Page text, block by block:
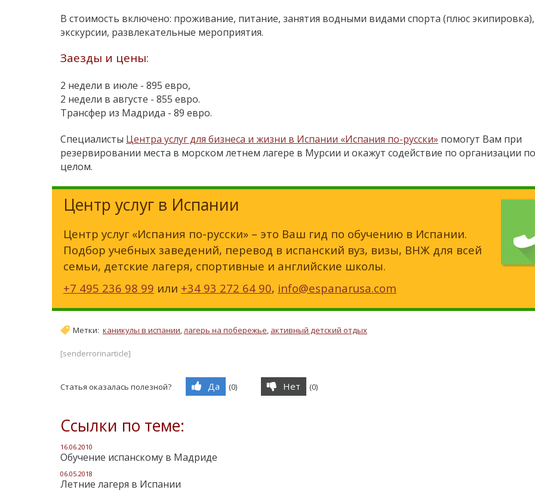
В стоимость включено: проживание, питание, занятия водными видами спорта (плюс экипировка),
экскурсии, развлекательные мероприятия.
Заезды и цены:
2 недели в июле - 895 евро,
2 недели в августе - 855 евро.
Трансфер из Мадрида - 89 евро.
Специалисты Центра услуг для бизнеса и жизни в Испании «Испания по-русски» помогут Вам при
резервировании места в морском летнем лагере в Мурсии и окажут содействие по организации
целом.
Центр услуг в Испании
Центр услуг «Испания по-русски» – это Ваш гид по обучению в Испании.
Подбор учебных заведений, перевод в испанский вуз, визы, ВНЖ для всей
семьи, детские лагеря, спортивные и английские школы.
+7 495 236 98 99 или +34 93 272 64 90, info@espanarusa.com
Метки: каникулы в испании,лагерь на побережье, активный детский отдых
[senderrorinarticle]
Статья оказалась полезной? Да (0) Нет (0)
Ссылки по теме:
16.06.2010
Обучение испанскому в Мадриде
06.05.2018
Летние лагеря в Испании